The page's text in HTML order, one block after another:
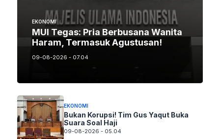
EKONOMI
MUI Tegas: Pria Berbusana Wanita
Haram, Termasuk Agustusan!
09-08-2026 - 07.04
EKONOMI
Bukan Korupsi! Tim Gus Yaqut Buka
Suara Soal Haji
09-08-2026 - 05.04